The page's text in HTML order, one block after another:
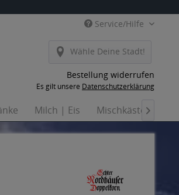
Service/Hilfe
Wähle Deine Stadt!
Bestellung widerrufen
Es gilt unsere Datenschutzerklärung
Milch | Eis Mischkästen
